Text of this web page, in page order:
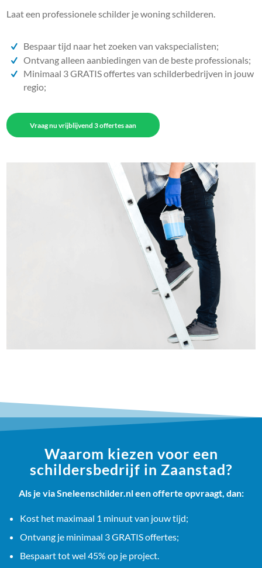
Laat een professionele schilder je woning schilderen.
Bespaar tijd naar het zoeken van vakspecialisten;
Ontvang alleen aanbiedingen van de beste professionals;
Minimaal 3 GRATIS offertes van schilderbedrijven in jouw
regio;
Vraag nu vrijblijvend 3 offertes aan
Waarom kiezen voor een
schildersbedrijf in Zaanstad?
Als je via Sneleenschilder.nl een offerte opvraagt, dan:
Kost het maximaal 1 minuut van jouw tijd;
Ontvang je minimaal 3 GRATIS offertes;
Bespaart tot wel 45% op je project.